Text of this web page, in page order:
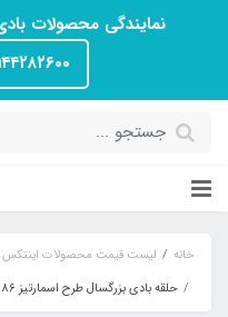
نمایندگی محصولات
۰۲۱۴۴۲۸۲۶۰۰
خانه لیست قیمت محصولات اینتکس
حلقه بادی بزرگسال طرح اسمارتیز bestway 43186